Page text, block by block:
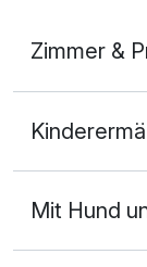
Service. Wir
Eisenach!
Zimmer &
2 Erwachsene
Mit Hund